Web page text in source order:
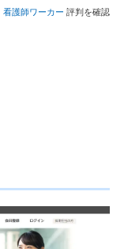
看護師ワーカー 評判を確認